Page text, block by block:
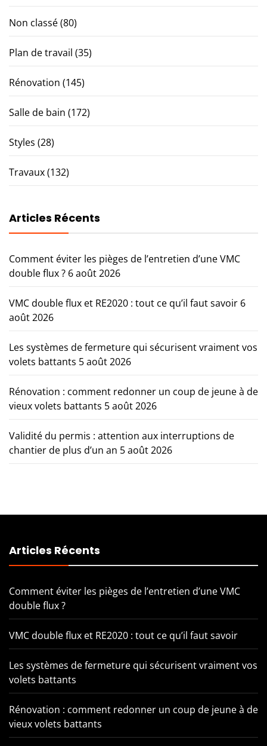
Non classé(80)
Plan de travail (35)
Rénovation (145)
Salle de bain (172)
Styles (28)
Travaux(132)
Articles Récents
Comment éviter les pièges de l’entretien d’une VMC
double flux ? 6 août 2026
VMC double flux et RE2020 : tout ce qu’il faut savoir 6
août 2026
Les systèmes de fermeture qui sécurisent vraiment vos
volets battants 5 août 2026
Rénovation : comment redonner un coup de jeune à de
vieux volets battants 5 août 2026
Validité du permis : attention aux interruptions de
chantier de plus d’un an 5 août 2026
Articles Récents
Comment éviter les pièges de l’entretien d’une VMC
double flux ?
VMC double flux et RE2020 : tout ce qu’il faut savoir
Les systèmes de fermeture qui sécurisent vraiment vos
volets battants
Rénovation : comment redonner un coup de jeune à de
vieux volets battants